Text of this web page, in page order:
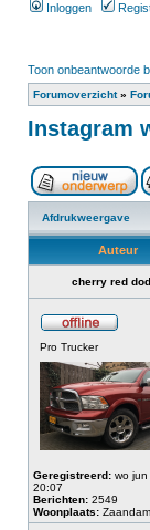
Inloggen
Toon onbeantwoorde
Forumoverzicht»
Instagram
Afdrukweergave
Auteur
cherry red
Pro Trucker
Geregistreerd: wo
20:07
Berichten: 2549
Woonplaats: Zaandam